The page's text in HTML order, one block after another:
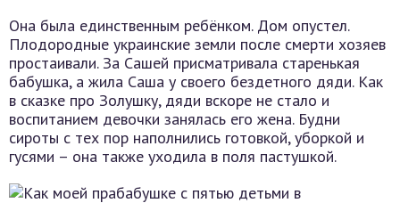
Она была единственным ребёнком. Дом опустел.
Плодородные украинские земли после смерти хозяев
простаивали. За Сашей присматривала старенькая
бабушка, а жила Саша у своего бездетного дяди. Как
в сказке про Золушку, дяди вскоре не стало и
воспитанием девочки занялась его жена. Будни
сироты с тех пор наполнились готовкой, уборкой и
гусями – она также уходила в поля пастушкой.